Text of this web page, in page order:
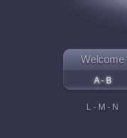
Welcome
A - B
L - M - N